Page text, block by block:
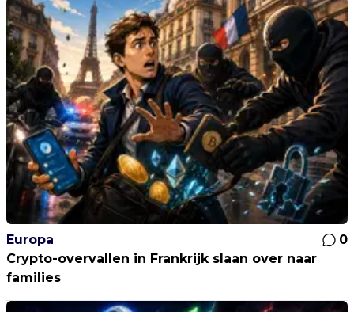
Europa
0
Crypto-overvallen in Frankrijk slaan over naar
families